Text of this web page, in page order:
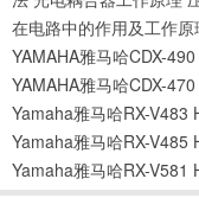
在电路中的作用及工作原
YAMAHA雅马哈CDX-
YAMAHA雅马哈CDX-
Yamaha雅马哈RX-V483
Yamaha雅马哈RX-V485
Yamaha雅马哈RX-V581